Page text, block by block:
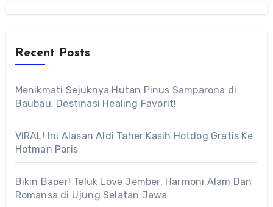
Recent Posts
Menikmati Sejuknya Hutan Pinus Samparona di
Baubau, Destinasi Healing Favorit!
VIRAL! Ini Alasan Aldi Taher Kasih Hotdog Gratis Ke
Hotman Paris
Bikin Baper! Teluk Love Jember, Harmoni Alam Dan
Romansa di Ujung Selatan Jawa